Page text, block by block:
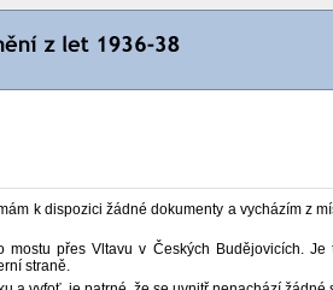
k dispozici žádné dokumenty a vycházím z
přes Vltavu v Českých Budějovicích.
straně.